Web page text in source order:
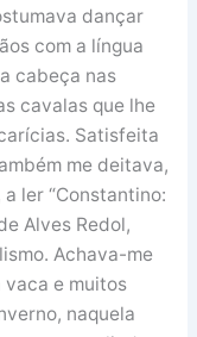
dançar
com a língua
cabeça nas
cavalas que lhe
Satisfeita
me deitava,
ler “Constantino:
Alves Redol,
Achava-me
vaca e muitos
naquela